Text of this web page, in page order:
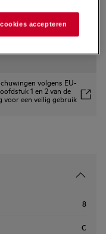
volgens EU-
1 en 2 van de
voor een veilig gebruik
8
C
accepteren